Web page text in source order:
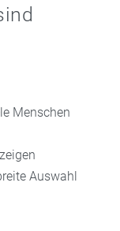
Menschen
Auswahl